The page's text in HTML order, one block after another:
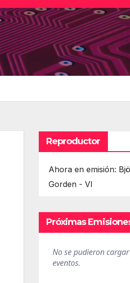
Reproductor
Ahora en emisión:
Gorden - VI
Próximas